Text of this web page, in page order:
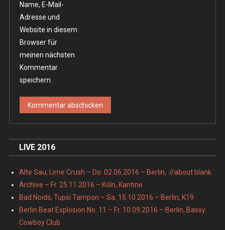
Name, E-Mail-
Adresse und
Website in diesem
Browser für
meinen nächsten
Kommentar
speichern.
LIVE 2016
Alte Sau, Lime Crush – Do. 02.06.2016 – Berlin, ://about blank
Archive – Fr. 25.11.2016 – Köln, Kantine
Bad Noids, Tupsi Tampon – Sa. 15.10.2016 – Berlin, K19
Berlin Beat Explosion No. 11 – Fr. 10.09.2016 – Berlin, Bassy
Cowboy Club